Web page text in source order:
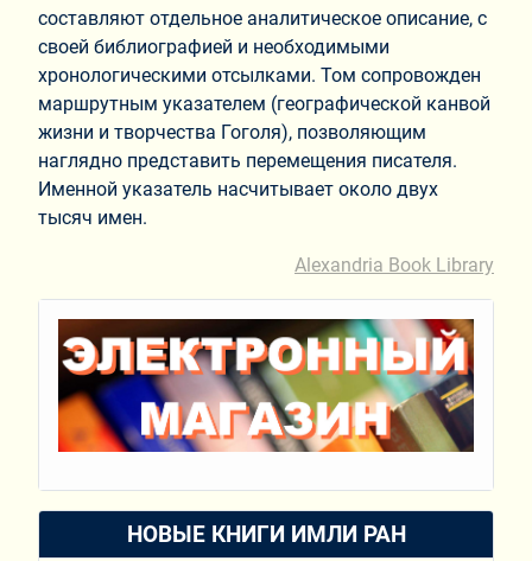
составляют отдельное аналитическое описание, с
своей библиографией и необходимыми
хронологическими отсылками. Том сопровожден
маршрутным указателем (географической канвой
жизни и творчества Гоголя), позволяющим
наглядно представить перемещения писателя.
Именной указатель насчитывает около двух
тысяч имен.
Alexandria Book Library
НОВЫЕ КНИГИ ИМЛИ РАН